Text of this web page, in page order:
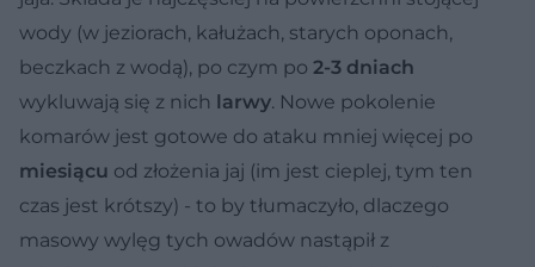
wody (w jeziorach, kałużach, starych oponach,
beczkach z wodą), po czym po 2-3 dniach
wykluwają się z nich larwy. Nowe pokolenie
komarów jest gotowe do ataku mniej więcej po
miesiącu od złożenia jaj (im jest cieplej, tym ten
czas jest krótszy) - to by tłumaczyło, dlaczego
masowy wylęg tych owadów nastąpił z